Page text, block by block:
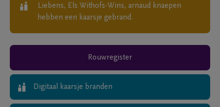
Liebens, Els Withofs-Wins, arnaud knaepen
hebben een kaarsje gebrand.
Rouwregister
Digitaal kaarsje branden